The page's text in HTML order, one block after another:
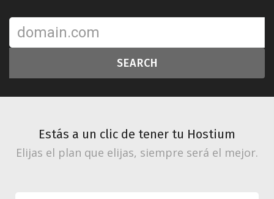
SEARCH
Estás a un clic de tener tu Hostium
Elijas el plan que elijas, siempre será el mejor.